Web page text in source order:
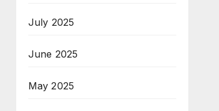
July 2025
June 2025
May 2025